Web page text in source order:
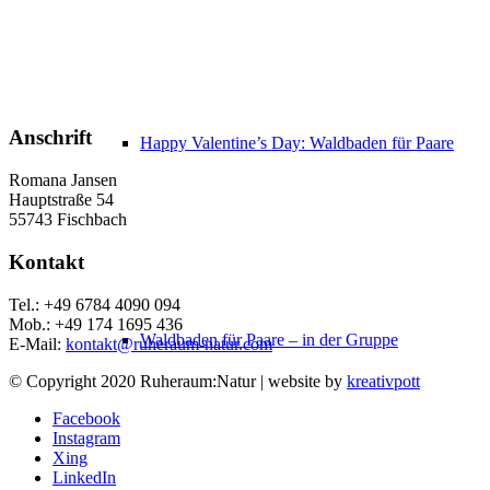
Happy Valentine’s Day: Waldbaden für Paare
Waldbaden für Paare – in der Gruppe
Anschrift
Romana Jansen
Hauptstraße 54
55743 Fischbach
Kontakt
Tel.: +49 6784 4090 094
Mob.: +49 174 1695 436
E-Mail: kontakt@ruheraum-natur.com
© Copyright 2020 Ruheraum:Natur | website by kreativpott
Facebook
Instagram
Xing
LinkedIn